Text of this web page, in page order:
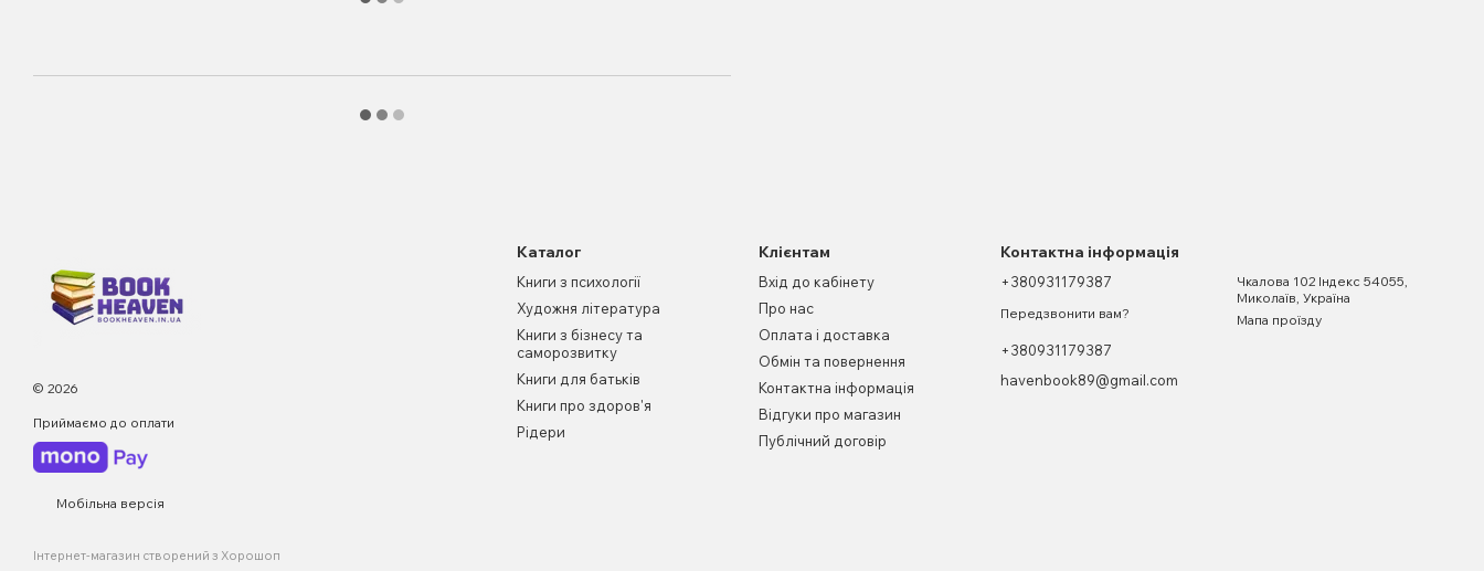
© 2026
Приймаємо до оплати
Мобільна версія
Інтернет-магазин створений з Хорошоп
Каталог
Книги з психології
Художня література
Книги з бізнесу та
саморозвитку
Книги для батьків
Книги про здоров'я
Рідери
Клієнтам
Вхід до кабінету
Про нас
Оплата і доставка
Обмін та повернення
Контактна інформація
Відгуки про магазин
Публічний договір
Контактна інформація
+380931179387
Передзвонити вам?
+380931179387
havenbook89@gmail.com
Чкалова 102 Індекс 54055,
Миколаїв, Україна
Мапа проїзду